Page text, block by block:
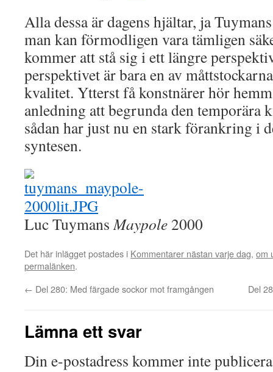
Alla dessa är dagens hjältar, ja
man kan förmodligen vara tämligen
kommer att stå sig i ett längre
perspektivet är bara en av
kvalitet. Ytterst få konstnärer hör
anledning att begrunda den temporära
sådan har just nu en stark förankring i
syntesen.
Luc TuymansMaypole 2000
Det här inlägget postades i Kommentarer nästan varje dag, om
permalänken.
← Del 280: Med färgade sockor mot framgången Del
Lämna ett svar
Din e-postadress kommer inte